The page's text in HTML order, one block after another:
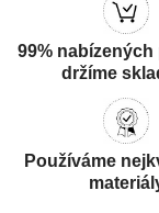
99%
držíme
Používáme